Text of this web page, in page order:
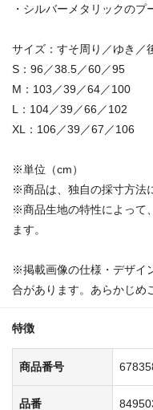
・シルバーメタリックのプ
サイズ：すそ周り／ゆき／
S：96／38.5／60／95
M：103／39／64／100
L：104／39／66／102
XL：106／39／67／106
※単位（cm）
※商品は、独自の採寸方法
※商品生地の特性によって
ます。
※掲載画像の仕様・デザイ
合があります。あらかじめ
特徴
商品番号
品番